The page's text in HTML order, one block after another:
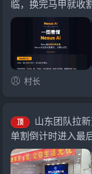
临，换完马甲就收
村长
顶
山东团队拉
单割倒计时进入最